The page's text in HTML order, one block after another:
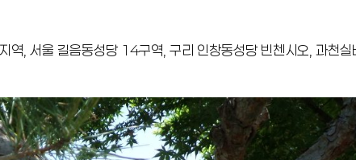
, 서울 길음동성당 14구역, 구리 인창동성당 빈첸시오, 과천실